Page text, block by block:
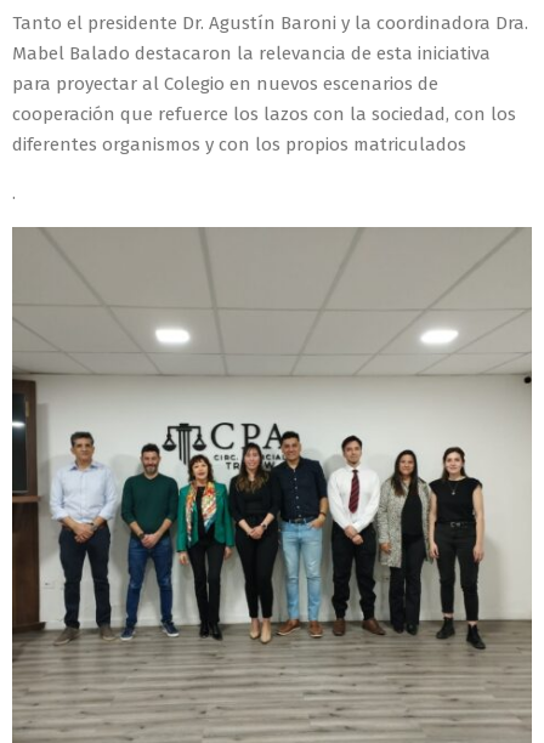
Tanto el presidente Dr. Agustín Baroni y la coordinadora Dra.
Mabel Balado destacaron la relevancia de esta iniciativa
para proyectar al Colegio en nuevos escenarios de
cooperación que refuerce los lazos con la sociedad, con los
diferentes organismos y con los propios matriculados
.